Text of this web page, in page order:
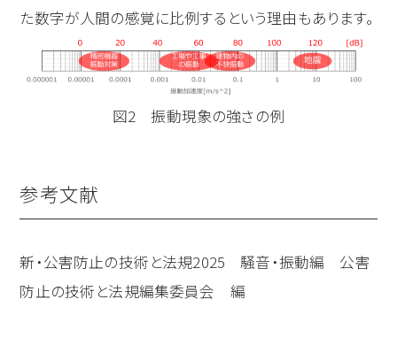
た数字が人間の感覚に比例するという理由もあります。
図2 振動現象の強さの例
参考文献
新・公害防止の技術と法規2025 騒音・振動編 公害
防止の技術と法規編集委員会 編